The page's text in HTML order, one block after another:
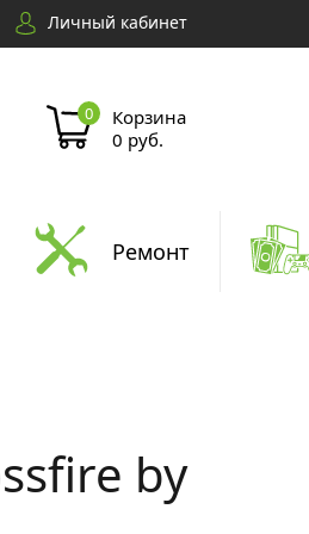
Личный кабинет
Корзина
0 руб.
Ремонт
by